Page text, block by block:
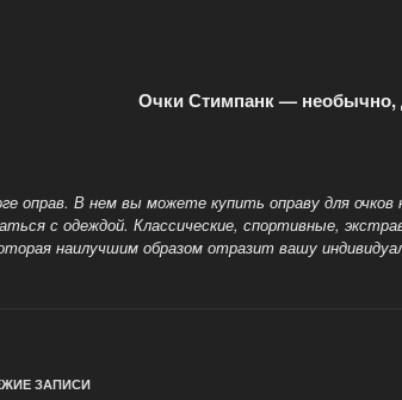
Очки Стимпанк — необычно,
оправ. В нем вы можете купить оправу для очков
с одеждой. Классические, спортивные,
наилучшим образом отразит вашу
ЗАПИСИ